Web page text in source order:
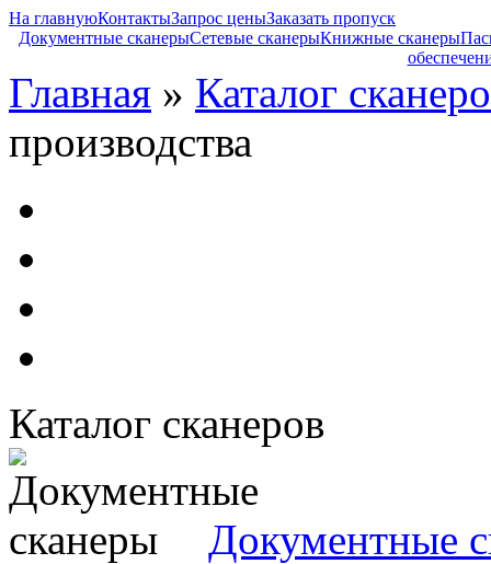
На главнуюКонтактыЗапрос ценыЗаказать пропуск
Документные сканерыСетевые сканерыКнижные сканеры
Главная » Каталог
производства
Каталог сканеров
Документные